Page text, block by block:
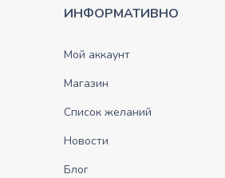
ИНФОРМАТИВНО
Мой аккаунт
Магазин
Список желаний
Новости
Блог